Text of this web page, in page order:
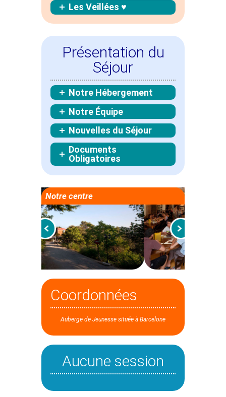
Les Veillées ♥
Présentation du
Séjour
Notre Hébergement
Notre Équipe
Nouvelles du Séjour
Documents
Obligatoires
Notre centre
Coordonnées
Auberge de Jeunesse située à Barcelone
Aucune session